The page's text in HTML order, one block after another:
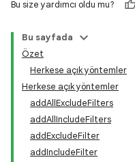
Bu size yardımcı oldu mu?
Bu sayfada
Özet
Herkese açık yöntemler
Herkese açık yöntemler
addAllExcludeFilters
addAllIncludeFilters
addExcludeFilter
addIncludeFilter